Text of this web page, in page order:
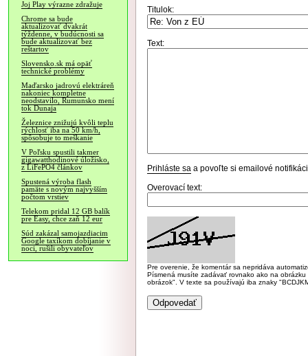
Joj Play výrazne zdražuje
Chrome sa bude
aktualizovať dvakrát
týždenne, v budúcnosti sa
bude aktualizovať bez
reštartov
Slovensko.sk má opäť
technické problémy
Maďarsko jadrovú elektráreň
nakoniec kompletne
neodstavilo, Rumunsko mení
tok Dunaja
Železnice znižujú kvôli teplu
rýchlosť iba na 50 km/h,
spôsobuje to meškanie
V Poľsku spustili takmer
gigawatthodinové úložisko,
z LiFePO4 článkov
Spustená výroba flash
pamäte s novým najvyšším
počtom vrstiev
Telekom pridal 12 GB balík
pre Easy, chce zaň 12 eur
Súd zakázal samojazdiacim
Google taxíkom dobíjanie v
noci, rušili obyvateľov
Titulok:
Text:
Prihláste sa a povoľte si emailové
Overovací text:
Pre overenie, že komentár sa nepridáva
Písmená musíte zadávať rovnako ako na
obrázok". V texte sa používajú iba znaky